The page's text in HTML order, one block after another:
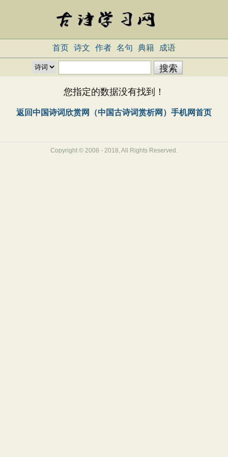
首页 诗文 作者 名句 典籍 成语
您指定的数据没有找到！
返回中国诗词欣赏网（中国古诗词赏析网）手机网首页
Copyright © 2008 - 2018, All Rights Reserved.